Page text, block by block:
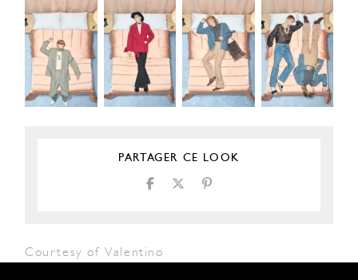
PARTAGER CE LOOK
Courtesy of Valentino